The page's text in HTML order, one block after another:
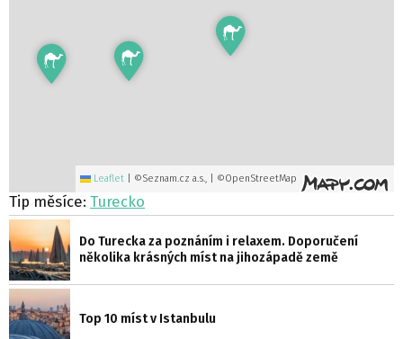
Leaflet ©Seznam.cz a.s., | ©OpenStreetMap
Tip měsíce: Turecko
Do Turecka za poznáním i relaxem. Doporučení
několika krásných míst na jihozápadě země
Top 10 míst v Istanbulu